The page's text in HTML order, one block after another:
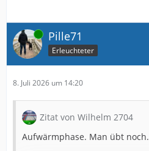
Online Pille71
Erleuchteter
8. Juli 2026 um 14:20
Zitat von Wilhelm 2704
Aufwärmphase. Man übt noch.